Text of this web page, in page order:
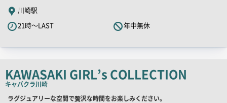
PR
キ
ャ
ピ
ー
川崎駅
21時～LAST
年中無休
KAWASAKI GIRL’s COLLECTION
キャバクラ川崎
店
ラグジュアリーな空間で贅沢な時間をお楽しみください。